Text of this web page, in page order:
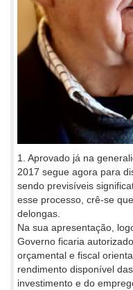
1. Aprovado já na
2017 segue agora para
sendo previsíveis
esse processo, crê-se
delongas.
Na sua apresentação,
Governo ficaria
orçamental e fiscal
rendimento disponível
investimento e do